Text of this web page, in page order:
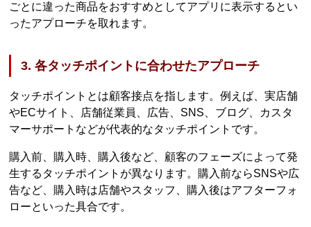
ごとに違った商品をおすすめとしてアプリに表示するとい
ったアプローチを取れます。
3. 各タッチポイントに合わせたアプローチ
タッチポイントとは顧客接点を指します。例えば、実店舗
やECサイト、店舗従業員、広告、SNS、ブログ、カスタ
マーサポートなどが代表的なタッチポイントです。
購入前、購入時、購入後など、顧客のフェーズによって発
生するタッチポイントが異なります。購入前ならSNSや広
告など、購入時は店舗やスタッフ、購入後はアフターフォ
ローといった具合です。